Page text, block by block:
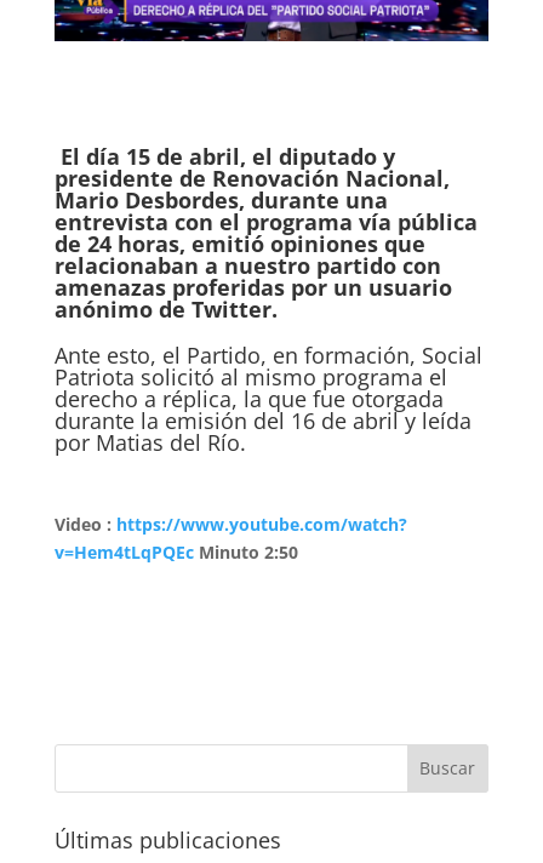
El día 15 de abril, el diputado y
presidente de Renovación Nacional,
Mario Desbordes, durante una
entrevista con el programa vía pública
de 24 horas, emitió opiniones que
relacionaban a nuestro partido con
amenazas proferidas por un usuario
anónimo de Twitter.
Ante esto, el Partido, en formación, Social
Patriota solicitó al mismo programa el
derecho a réplica, la que fue otorgada
durante la emisión del 16 de abril y leída
por Matias del Río.
Video : https://www.youtube.com/watch?
v=Hem4tLqPQEcMinuto 2:50
Últimas publicaciones